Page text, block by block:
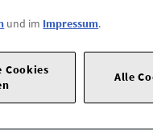
Preis inkl.19%
-
und im Impressum.
Alle